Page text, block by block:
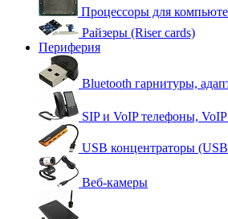
Процессоры для
Райзеры (Riser cards)
Периферия
Bluetooth гарнитуры,
SIP и VoIP телефоны,
USB концентраторы
Веб-камеры